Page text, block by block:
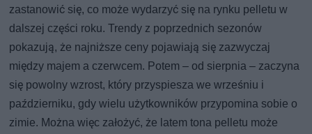
zastanowić się, co może wydarzyć się na rynku pelletu w
dalszej części roku. Trendy z poprzednich sezonów
pokazują, że najniższe ceny pojawiają się zazwyczaj
między majem a czerwcem. Potem – od sierpnia – zaczyna
się powolny wzrost, który przyspiesza we wrześniu i
październiku, gdy wielu użytkowników przypomina sobie o
zimie. Można więc założyć, że latem tona pelletu może